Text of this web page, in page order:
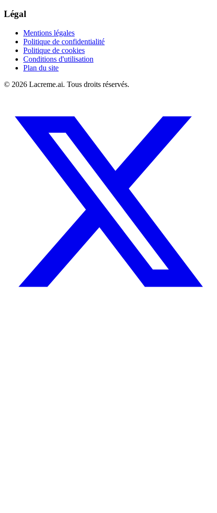
Légal
Mentions légales
Politique de confidentialité
Politique de cookies
Conditions d'utilisation
Plan du site
© 2026 Lacreme.ai. Tous droits réservés.